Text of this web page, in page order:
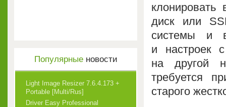
диск или
системы и
и настроек
на другой
требуется
старого
Популярныеновости
Light Image Resizer 7.6.4.173 +
Portable [Multi/Rus]
Driver Easy Professional